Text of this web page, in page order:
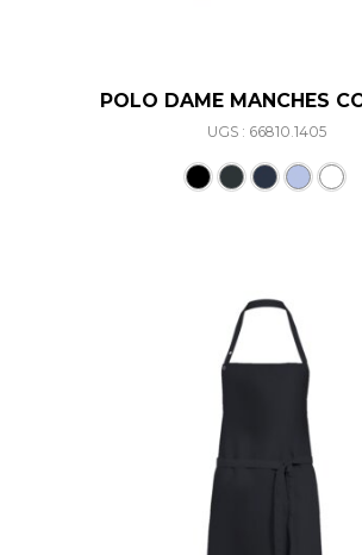
POLO DAME MANCHES
UGS : 66810.1405